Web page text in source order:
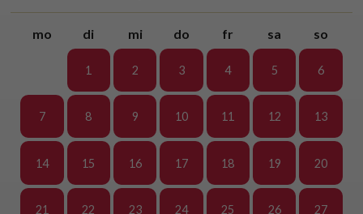
mo di mi do fr sa so
1 2 3 4 5 6
7 8 9 10 11 12 13
14 15 16 17 18 19 20
21 22 23 24 25 26 27